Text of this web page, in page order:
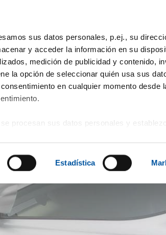
sus datos personales, p.ej., su
y acceder la información en su
medición de publicidad y contenido,
la opción de seleccionar quién usa sus
en cualquier momento desde
procesan sus datos personales y
personalizar el contenido y los anuncios,
compartimos información sobre el
sociales, publicidad y análisis web, quienes
haya proporcionado o que hayan recopilado
Estadística
SERVEIS